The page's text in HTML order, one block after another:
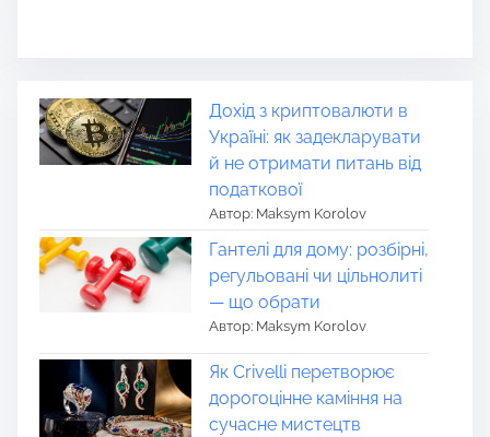
Дохід з криптовалюти в
Україні: як задекларувати
й не отримати питань від
податкової
Автор: Maksym Korolov
Гантелі для дому: розбірні,
регульовані чи цільнолиті
— що обрати
Автор: Maksym Korolov
Як Crivelli перетворює
дорогоцінне каміння на
сучасне мистецтв